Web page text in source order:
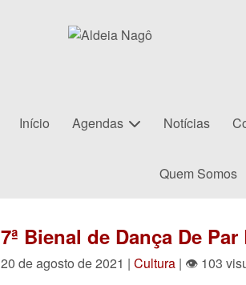
Início Agendas Notícias
Quem Somos
7ª Bienal de Dança De
20 de agosto de 2021 | Cultura | 👁 103